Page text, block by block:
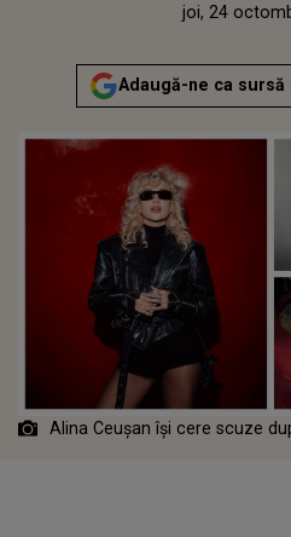
Publicat:
joi, 24
Adaugă-ne ca
Alina Ceușan își cere scuze